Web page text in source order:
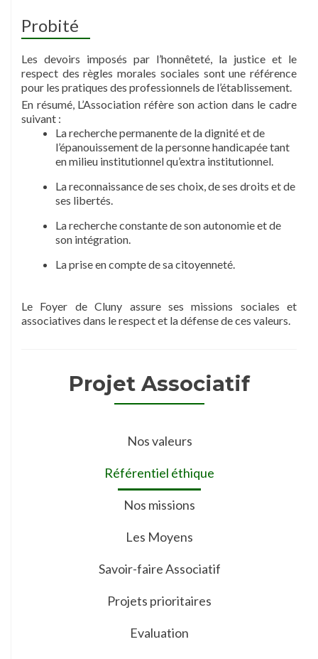
Probité
Les devoirs imposés par l’honnêteté, la justice et le
respect des règles morales sociales sont une référence
pour les pratiques des professionnels de l’établissement.
En résumé, L’Association réfère son action dans le cadre
suivant :
La recherche permanente de la dignité et de
l’épanouissement de la personne handicapée tant
en milieu institutionnel qu’extra institutionnel.
La reconnaissance de ses choix, de ses droits et de
ses libertés.
La recherche constante de son autonomie et de
son intégration.
La prise en compte de sa citoyenneté.
Le Foyer de Cluny assure ses missions sociales et
associatives dans le respect et la défense de ces valeurs.
Projet Associatif
Nos valeurs
Référentiel éthique
Nos missions
Les Moyens
Savoir-faire Associatif
Projets prioritaires
Evaluation